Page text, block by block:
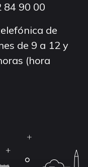
84 90 00
de
de 9 a 12 y
(hora